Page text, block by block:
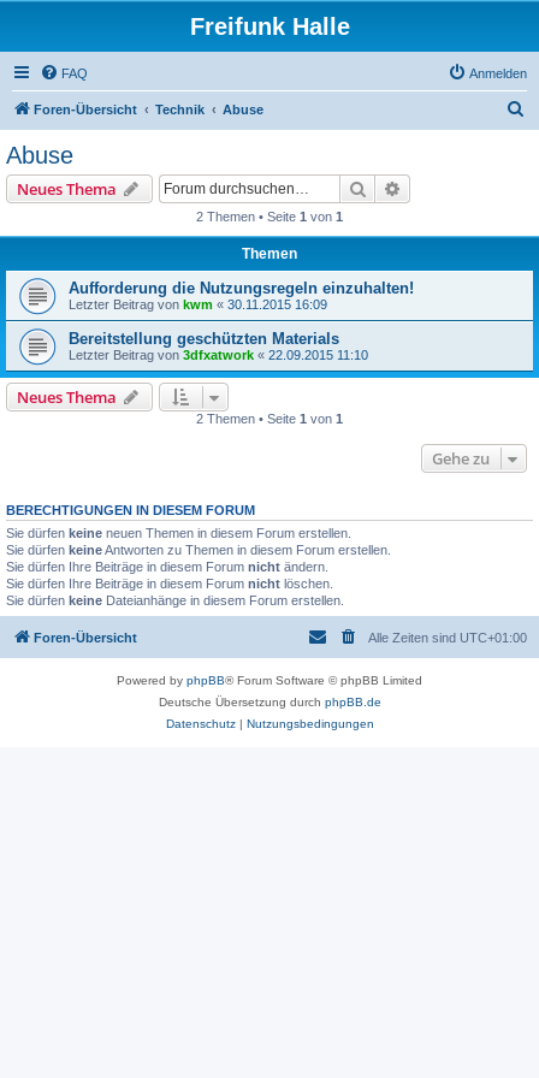
Freifunk Halle
FAQ Anmelden
Foren-Übersicht Technik Abuse
Abuse
Neues Thema Suche
2 Themen • Seite 1 von 1
Themen
Aufforderung die Nutzungsregeln einzuhalten!
Letzter Beitrag von kwm « 30.11.2015 16:09
Bereitstellung geschützten Materials
Letzter Beitrag von 3dfxatwork « 22.09.2015 11:10
Neues Thema
2 Themen • Seite 1 von 1
Gehe zu
BERECHTIGUNGEN IN DIESEM FORUM
Sie dürfen keine neuen Themen in diesem Forum erstellen.
Sie dürfen keineAntworten zu Themen in diesem Forum erstellen.
Sie dürfen Ihre Beiträge in diesem Forum nicht ändern.
Sie dürfen Ihre Beiträge in diesem Forum nicht löschen.
Sie dürfen keine Dateianhänge in diesem Forum erstellen.
Foren-Übersicht Alle Zeiten sind UTC+01:00
Powered by phpBB® Forum Software © phpBB Limited
Deutsche Übersetzung durch phpBB.de
Datenschutz| Nutzungsbedingungen